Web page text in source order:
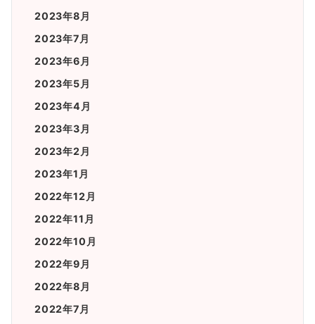
2023年8月
2023年7月
2023年6月
2023年5月
2023年4月
2023年3月
2023年2月
2023年1月
2022年12月
2022年11月
2022年10月
2022年9月
2022年8月
2022年7月